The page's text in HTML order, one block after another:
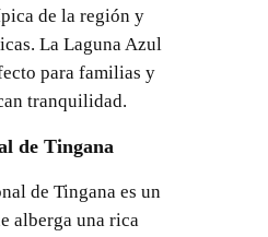
de la región y
La Laguna Azul
para familias y
tranquilidad.
de Tingana
de Tingana es un
alberga una rica